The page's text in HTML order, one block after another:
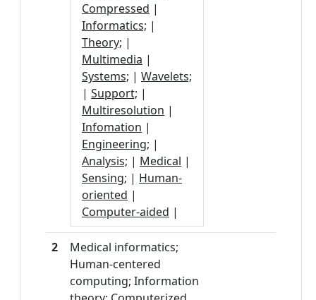
Compressed |
Informatics; |
Theory; |
Multimedia |
Systems; | Wavelets;
| Support; |
Multiresolution |
Infomation |
Engineering; |
Analysis; | Medical |
Sensing; | Human-
oriented |
Computer-aided |
2
Medical informatics;
Human-centered
computing; Information